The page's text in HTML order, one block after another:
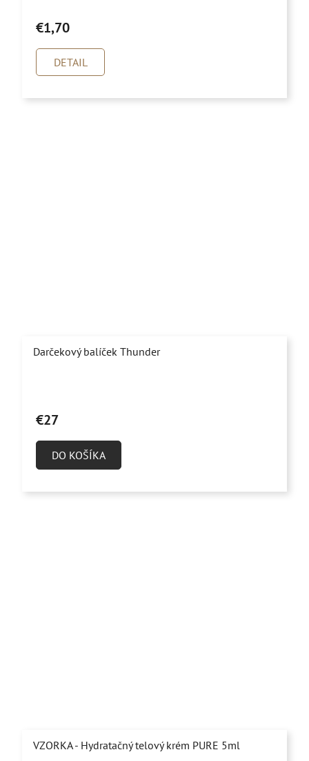
€1,70
DETAIL
Darčekový balíček Thunder
€27
DO KOŠÍKA
VZORKA - Hydratačný telový krém PURE 5ml